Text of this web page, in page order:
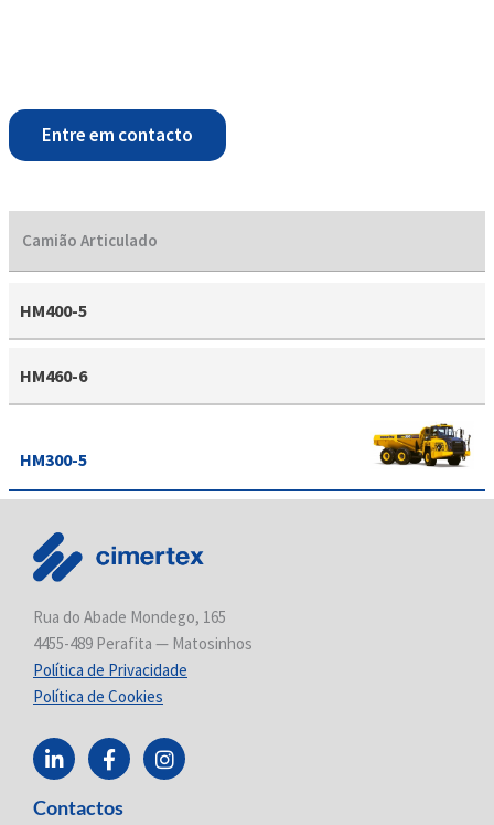
Entre em contacto
Camião Articulado
HM400-5
HM460-6
HM300-5
Rua do Abade Mondego, 165
4455-489 Perafita — Matosinhos
Política de Privacidade
Política de Cookies
L
i
n
k
F
a
c
e
I
n
s
Contactos